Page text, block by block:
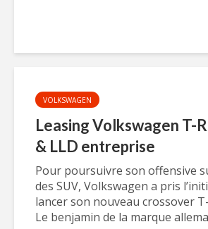
VOLKSWAGEN
Leasing Volkswagen T-
& LLD entreprise
Pour poursuivre son offensive
des SUV, Volkswagen a pris
lancer son nouveau crossover
Le benjamin de la marque